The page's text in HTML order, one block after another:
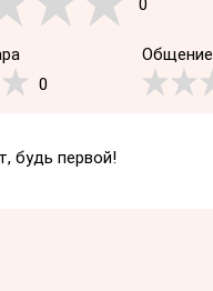
0
Общение
будь первой!